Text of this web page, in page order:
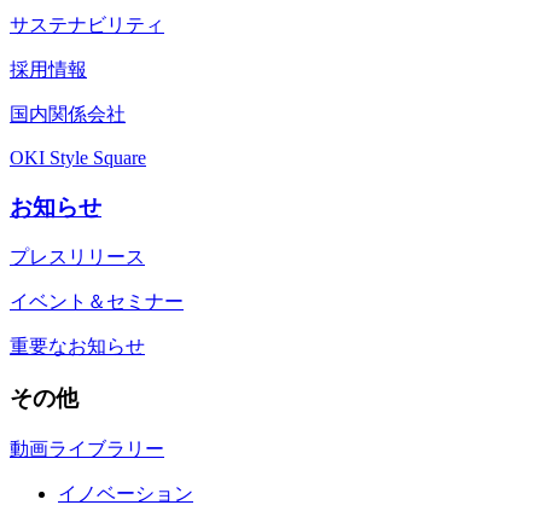
サステナビリティ
採用情報
国内関係会社
OKI Style Square
お知らせ
プレスリリース
イベント＆セミナー
重要なお知らせ
その他
動画ライブラリー
イノベーション